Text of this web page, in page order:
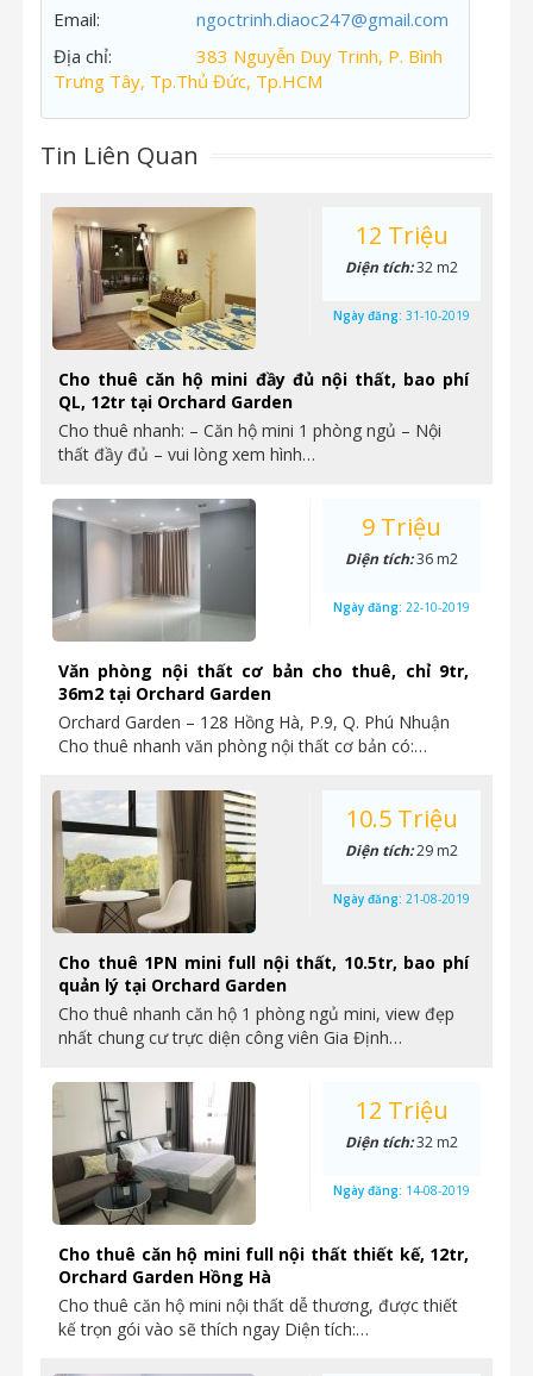
Email:
ngoctrinh.diaoc247@gmail.com
Địa chỉ:
383 Nguyễn Duy Trinh, P. Bình
Trưng Tây, Tp.Thủ Đức, Tp.HCM
Tin Liên Quan
Cho thuê căn hộ mini đầy đủ nội thất, bao phí
QL, 12tr tại Orchard Garden
Cho thuê nhanh: – Căn hộ mini 1 phòng ngủ – Nội
thất đầy đủ – vui lòng xem hình…
12 Triệu
Diện tích:32 m2
Ngày đăng: 31-10-2019
Văn phòng nội thất cơ bản cho thuê, chỉ 9tr,
36m2 tại Orchard Garden
Orchard Garden – 128 Hồng Hà, P.9, Q. Phú Nhuận
Cho thuê nhanh văn phòng nội thất cơ bản có:…
9 Triệu
Diện tích:36 m2
Ngày đăng: 22-10-2019
Cho thuê 1PN mini full nội thất, 10.5tr, bao phí
quản lý tại Orchard Garden
Cho thuê nhanh căn hộ 1 phòng ngủ mini, view đẹp
nhất chung cư trực diện công viên Gia Định…
10.5 Triệu
Diện tích:29 m2
Ngày đăng: 21-08-2019
Cho thuê căn hộ mini full nội thất thiết kế, 12tr,
Orchard Garden Hồng Hà
Cho thuê căn hộ mini nội thất dễ thương, được thiết
kế trọn gói vào sẽ thích ngay Diện tích:…
12 Triệu
Diện tích:32 m2
Ngày đăng: 14-08-2019